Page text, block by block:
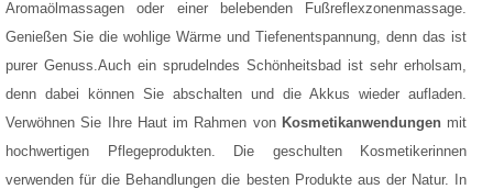
Aromaölmassagen oder einer belebenden Fußreflexzonenmassage.
Genießen Sie die wohlige Wärme und Tiefenentspannung, denn das ist
purer Genuss.Auch ein sprudelndes Schönheitsbad ist sehr erholsam,
denn dabei können Sie abschalten und die Akkus wieder aufladen.
Verwöhnen Sie Ihre Haut im Rahmen von Kosmetikanwendungen mit
hochwertigen Pflegeprodukten. Die geschulten Kosmetikerinnen
verwenden für die Behandlungen die besten Produkte aus der Natur. In